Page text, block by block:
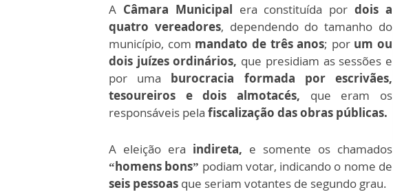
A Câmara Municipal era constituída pordois a
quatro vereadores, dependendo do tamanho do
município, com mandato de três anos; por um ou
dois juízes ordinários, que presidiam as sessões e
por uma burocracia formada por escrivães,
tesoureiros e dois almotacés, que eram os
responsáveis pela fiscalização das obras públicas.
A eleição era indireta, e somente os chamados
“homens bons” podiam votar, indicando o nome de
seis pessoas que seriam votantes de segundo grau.